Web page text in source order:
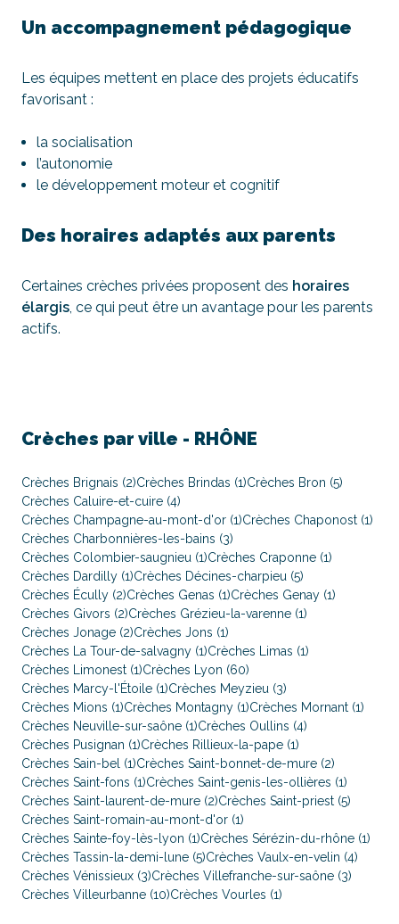
Un accompagnement pédagogique
Les équipes mettent en place des projets éducatifs
favorisant :
la socialisation
l’autonomie
le développement moteur et cognitif
Des horaires adaptés aux parents
Certaines crèches privées proposent des horaires
élargis, ce qui peut être un avantage pour les parents
actifs.
Crèches par ville - RHÔNE
Crèches Brignais (2)Crèches Brindas (1)Crèches Bron (5)
Crèches Caluire-et-cuire (4)
Crèches Champagne-au-mont-d'or (1)Crèches Chaponost (1)
Crèches Charbonnières-les-bains (3)
Crèches Colombier-saugnieu (1)Crèches Craponne (1)
Crèches Dardilly (1)Crèches Décines-charpieu (5)
Crèches Écully (2)Crèches Genas (1)Crèches Genay (1)
Crèches Givors (2)Crèches Grézieu-la-varenne (1)
Crèches Jonage (2)Crèches Jons (1)
Crèches La Tour-de-salvagny (1)Crèches Limas (1)
Crèches Limonest (1)Crèches Lyon (60)
Crèches Marcy-l'Étoile (1)Crèches Meyzieu (3)
Crèches Mions (1)Crèches Montagny (1)Crèches Mornant (1)
Crèches Neuville-sur-saône (1)Crèches Oullins (4)
Crèches Pusignan (1)Crèches Rillieux-la-pape (1)
Crèches Sain-bel (1)Crèches Saint-bonnet-de-mure (2)
Crèches Saint-fons (1)Crèches Saint-genis-les-ollières (1)
Crèches Saint-laurent-de-mure (2)Crèches Saint-priest (5)
Crèches Saint-romain-au-mont-d'or (1)
Crèches Sainte-foy-lès-lyon (1)Crèches Sérézin-du-rhône (1)
Crèches Tassin-la-demi-lune (5)Crèches Vaulx-en-velin (4)
Crèches Vénissieux (3)Crèches Villefranche-sur-saône (3)
Crèches Villeurbanne (10)Crèches Vourles (1)